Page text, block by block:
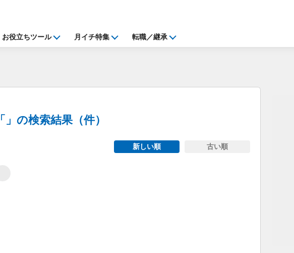
お役立ちツール 月イチ特集 転職／継承
「 」の検索結果（件）
新しい順 古い順